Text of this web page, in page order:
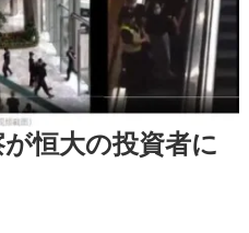
恒大の投資者に